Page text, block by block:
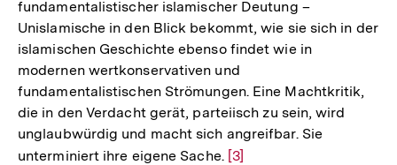
fundamentalistischer islamischer Deutung –
Unislamische in den Blick bekommt, wie sie sich in der
islamischen Geschichte ebenso findet wie in
modernen wertkonservativen und
fundamentalistischen Strömungen. Eine Machtkritik,
die in den Verdacht gerät, parteiisch zu sein, wird
unglaubwürdig und macht sich angreifbar. Sie
unterminiert ihre eigene Sache. Zur
[3]